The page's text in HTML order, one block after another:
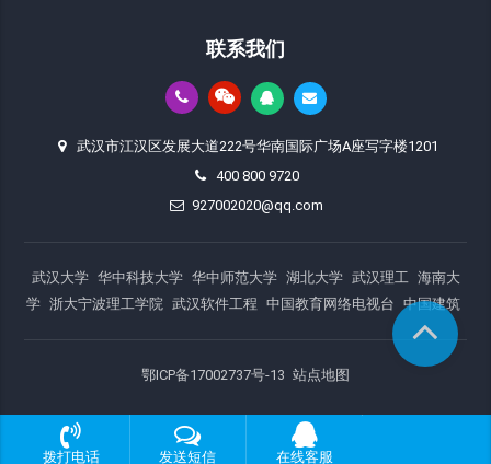
联系我们
武汉市江汉区发展大道222号华南国际广场A座写字楼1201
400 800 9720
927002020@qq.com
武汉大学 华中科技大学 华中师范大学 湖北大学 武汉理工 海南大
学 浙大宁波理工学院 武汉软件工程 中国教育网络电视台 中国建筑
鄂ICP备17002737号-13 站点地图
拨打电话 发送短信 在线客服